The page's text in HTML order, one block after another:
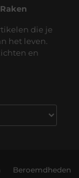
die je
het leven.
en
Beroemdheden